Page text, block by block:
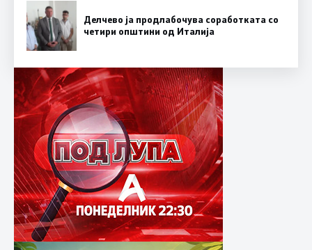
Делчево ја продлабочува соработката со
четири општини од Италија